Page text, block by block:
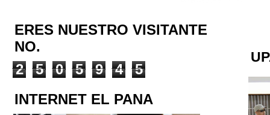
ERES NUESTRO VISITANTE
NO.
2
5 0 5 9 4
5
INTERNET EL PANA